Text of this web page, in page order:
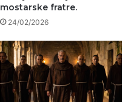
mostarske fratre.
24/02/2026